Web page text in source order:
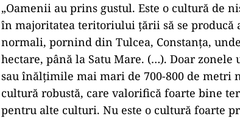
„Oamenii au prins gustul. Este o cultură de
în majoritatea teritoriului ţării să se producă
normali, pornind din Tulcea, Constanţa,
hectare, până la Satu Mare. (…). Doar zonele
sau înălţimile mai mari de 700-800 de metri
cultură robustă, care valorifică foarte bine
pentru alte culturi. Nu este o cultură foarte